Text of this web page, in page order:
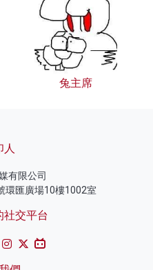
兔主席
人
有限公司
環匯廣場10樓1002室
社交平台